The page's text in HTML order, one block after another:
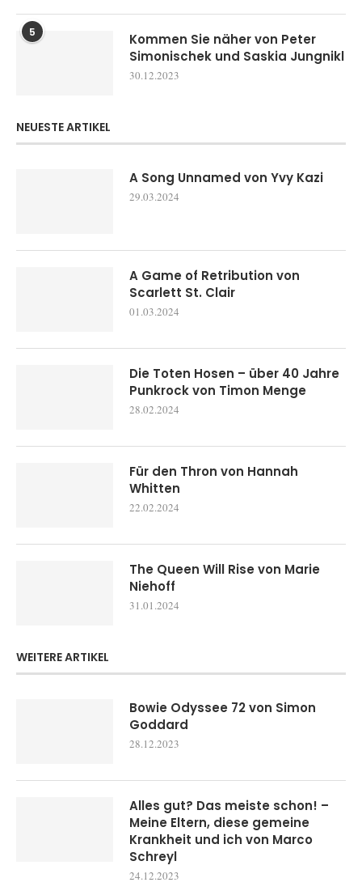
5
Kommen Sie näher von Peter
Simonischek und Saskia Jungnikl
30.12.2023
NEUESTE ARTIKEL
A Song Unnamed von Yvy Kazi
29.03.2024
A Game of Retribution von
Scarlett St. Clair
01.03.2024
Die Toten Hosen – über 40 Jahre
Punkrock von Timon Menge
28.02.2024
Für den Thron von Hannah
Whitten
22.02.2024
The Queen Will Rise von Marie
Niehoff
31.01.2024
WEITERE ARTIKEL
Bowie Odyssee 72 von Simon
Goddard
28.12.2023
Alles gut? Das meiste schon! –
Meine Eltern, diese gemeine
Krankheit und ich von Marco
Schreyl
24.12.2023